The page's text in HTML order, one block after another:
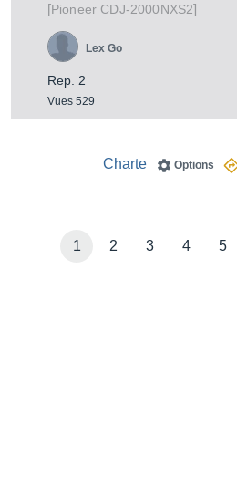
[Pioneer CDJ-2000NXS2]
Rep. 2
Vues 529
Lex Go
Options
Charte
1 2 3 4 5